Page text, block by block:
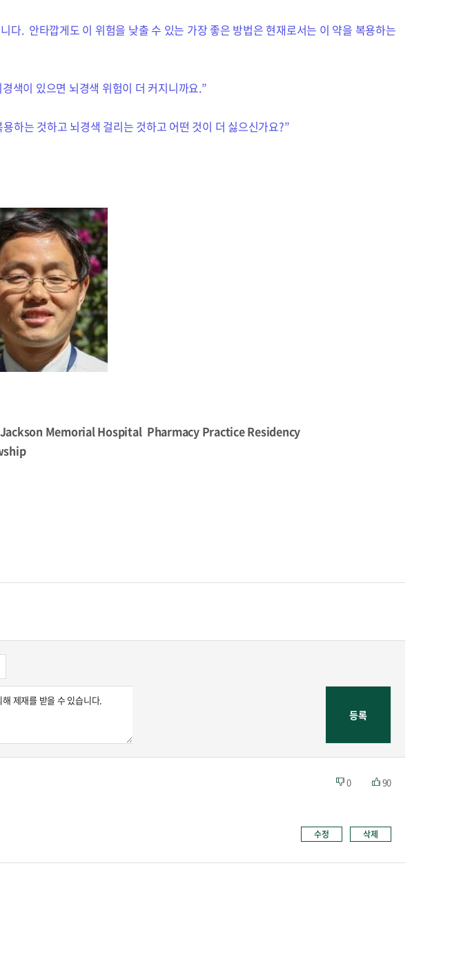
다. 안타깝게도 이 위험을 낮출 수 있는 가장 좋은 방법은 현재로서는 이 약을 복용하는
색이 있으면 뇌경색 위험이 더 커지니까요.”
하는 것하고 뇌경색 걸리는 것하고 어떤 것이 더 싫으신가요?”
Memorial Hospital Pharmacy Practice Residency
90
0
수정 삭제